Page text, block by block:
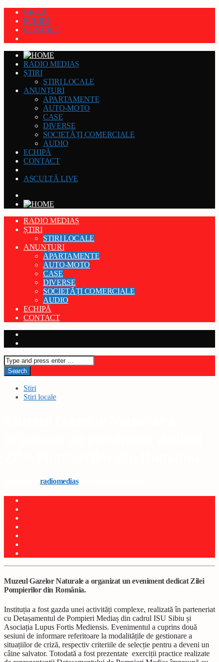
GRILĂ
ECHIPĂ
CONTACT
RADIO MEDIAȘ
ȘTIRI
STIRI LOCALE
ANUNȚURI
APARTAMENTE
AUTO-MOTO
CASE
DIVERSE
SOCIETĂȚI COMERCIALE
AUDIO
ECHIPĂ
CONTACT
ASCULTĂ LIVE
RADIO MEDIAȘ
ȘTIRI
STIRI LOCALE
ANUNȚURI
APARTAMENTE
AUTO-MOTO
CASE
DIVERSE
SOCIETĂȚI COMERCIALE
AUDIO
ECHIPĂ
CONTACT
Stiri
Stiri locale
radiomediason 14 septembrie 2022
Muzeul Gazelor Naturale a organizat un eveniment dedicat Zilei
Pompierilor din România.
Instituția a fost gazda unei activități complexe, realizată în parteneriat
cu Detașamentul de Pompieri Mediaș din cadrul ISU Sibiu și
Asociația Lupus Fortis Mediensis. Evenimentul a cuprins două
sesiuni de informare referitoare la modalitățile de gestionare a
situațiilor de criză, respectiv criteriile de selecție pentru a deveni un
câine salvator. Totodată a fost prezentate exerciții practice realizate